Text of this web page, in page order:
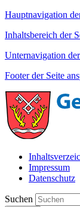
Hauptnavigation
Inhaltsbereich der
Unternavigation
Footer der Seite
Impressum
Datenschutz
Suchen